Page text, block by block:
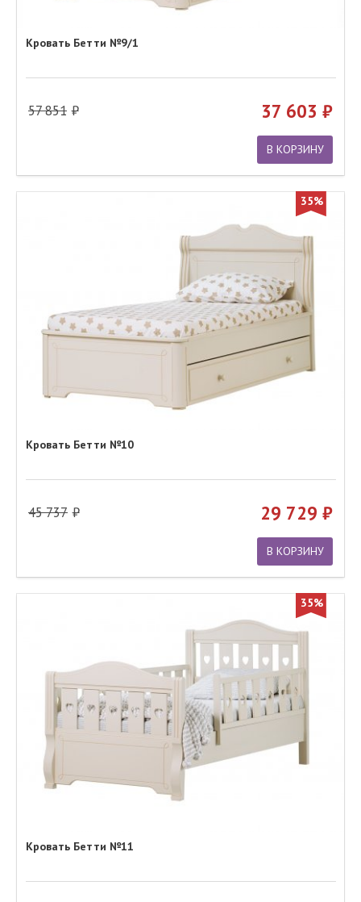
Кровать Бетти №9/1
57 851 37 603
В КОРЗИНУ
35%
Кровать Бетти №10
45 737 29 729
В КОРЗИНУ
35%
Кровать Бетти №11